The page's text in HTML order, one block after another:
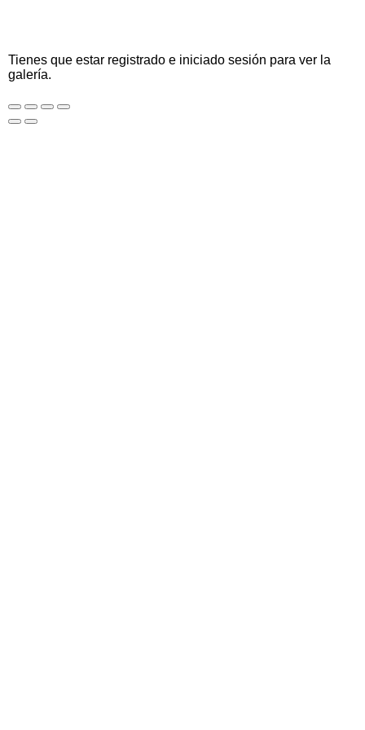
Tienes que estar registrado e iniciado sesión para ver la
galería.